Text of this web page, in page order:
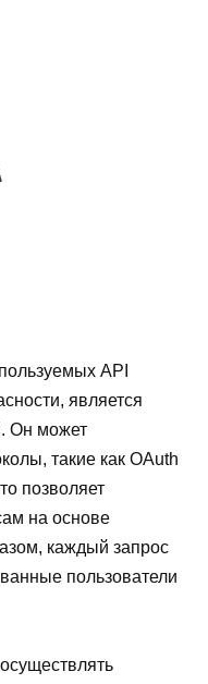
API
является
Он может
такие как OAuth
позволяет
на основе
каждый запрос
пользователи